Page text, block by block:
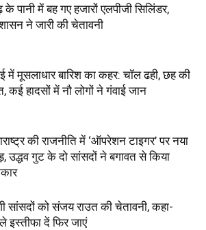
के पानी में बह गए हजारों एलपीजी सिलिंडर,
ने जारी की चेतावनी
में मूसलाधार बारिश का कहर: चॉल ढही, छह की
कई हादसों में नौ लोगों ने गंवाई जान
की राजनीति में ‘ऑपरेशन टाइगर’ पर नया
उद्धव गुट के दो सांसदों ने बगावत से किया
सांसदों को संजय राउत की चेतावनी, कहा-
इस्तीफा दें फिर जाएं